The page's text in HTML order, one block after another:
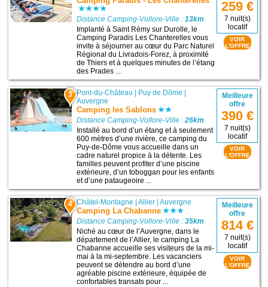
Distance Camping-Vollore-Ville :13km
Implanté à Saint Rémy sur Durolle, le
Camping Paradis Les Chanterelles vous
invite à séjourner au cœur du Parc Naturel
Régional du Livradois-Forez, à proximité
de Thiers et à quelques minutes de l’étang
des Prades ...
259 €
7 nuit(s)
locatif
VOIR
L'OFFRE
3 Pont-du-Château Puy de Dôme
Auvergne
Camping les Sablons
Distance Camping-Vollore-Ville :26km
Installé au bord d’un étang et à seulement
600 mètres d’une rivière, ce camping du
Puy-de-Dôme vous accueille dans un
cadre naturel propice à la détente. Les
familles peuvent profiter d’une piscine
extérieure, d’un toboggan pour les enfants
et d’une pataugeoire ...
Meilleure
offre
390 €
7 nuit(s)
locatif
VOIR
L'OFFRE
4 Châtel-Montagne |Allier |Auvergne
Camping La Chabanne
Distance Camping-Vollore-Ville :35km
Niché au cœur de l’Auvergne, dans le
département de l’Allier, le camping La
Chabanne accueille ses visiteurs de la mi-
mai à la mi-septembre. Les vacanciers
peuvent se détendre au bord d’une
agréable piscine extérieure, équipée de
confortables transats pour ...
Meilleure
offre
814 €
7 nuit(s)
locatif
VOIR
L'OFFRE